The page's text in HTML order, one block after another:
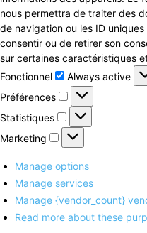
nous permettra de traiter des
de navigation ou les ID
consentir ou de retirer son
sur certaines caractéristiques
Fonctionnel
Fonctionnel
Always active
Préférences
Préférences
Statistiques Statistiques
Marketing Marketing
Manage options
Manage services
Manage {vendor_count}
Read more about these